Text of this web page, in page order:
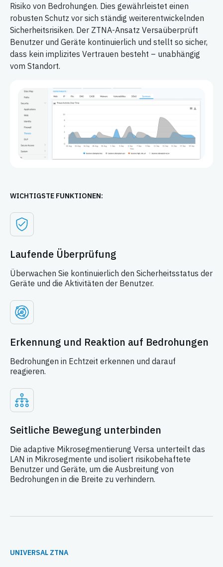
Risiko von Bedrohungen. Dies gewährleistet einen
robusten Schutz vor sich ständig weiterentwickelnden
Sicherheitsrisiken. Der ZTNA-Ansatz Versaüberprüft
Benutzer und Geräte kontinuierlich und stellt so sicher,
dass kein implizites Vertrauen besteht – unabhängig
vom Standort.
WICHTIGSTE FUNKTIONEN:
Laufende Überprüfung
Überwachen Sie kontinuierlich den Sicherheitsstatus der
Geräte und die Aktivitäten der Benutzer.
Erkennung und Reaktion auf Bedrohungen
Bedrohungen in Echtzeit erkennen und darauf
reagieren.
Seitliche Bewegung unterbinden
Die adaptive Mikrosegmentierung Versa unterteilt das
LAN in Mikrosegmente und isoliert risikobehaftete
Benutzer und Geräte, um die Ausbreitung von
Bedrohungen in die Breite zu verhindern.
UNIVERSAL ZTNA